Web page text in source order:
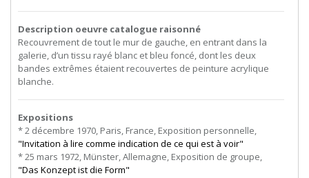
Description oeuvre catalogue raisonné
Recouvrement de tout le mur de gauche, en entrant dans la
galerie, d’un tissu rayé blanc et bleu foncé, dont les deux
bandes extrêmes étaient recouvertes de peinture acrylique
blanche.
Expositions
* 2 décembre 1970, Paris, France, Exposition personnelle,
"Invitation à lire comme indication de ce qui est à voir"
* 25 mars 1972, Münster, Allemagne, Exposition de groupe,
"Das Konzept ist die Form"